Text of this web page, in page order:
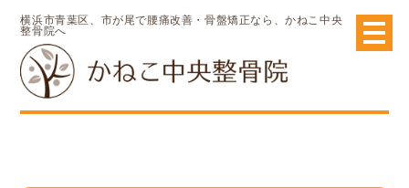
横浜市青葉区、市が尾で腰痛改善・骨盤矯正なら、かねこ中央
整骨院へ